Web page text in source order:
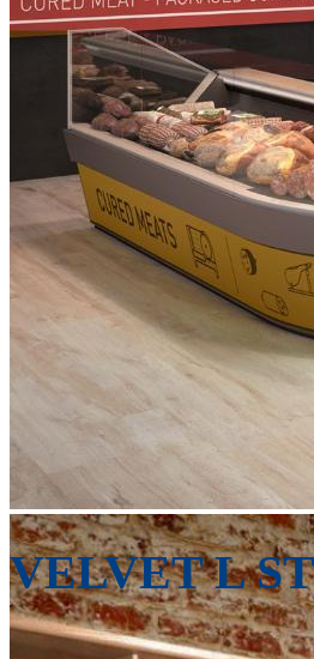
VELVET L